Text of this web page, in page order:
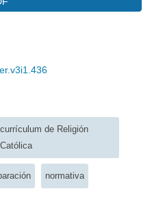
currículum de Religión
Católica
normativa